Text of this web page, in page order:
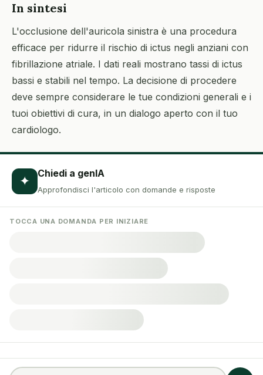
In sintesi
L'occlusione dell'auricola sinistra è una procedura
efficace per ridurre il rischio di ictus negli anziani con
fibrillazione atriale. I dati reali mostrano tassi di ictus
bassi e stabili nel tempo. La decisione di procedere
deve sempre considerare le tue condizioni generali e i
tuoi obiettivi di cura, in un dialogo aperto con il tuo
cardiologo.
✦ Chiedi a genIA
Approfondisci l'articolo con domande e risposte
TOCCA UNA DOMANDA PER INIZIARE